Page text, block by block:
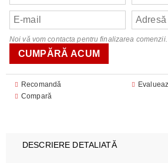
Noi vă vom contacta pentru finalizarea comenzii.
Recomandă
Compară
DESCRIERE DETALIATĂ